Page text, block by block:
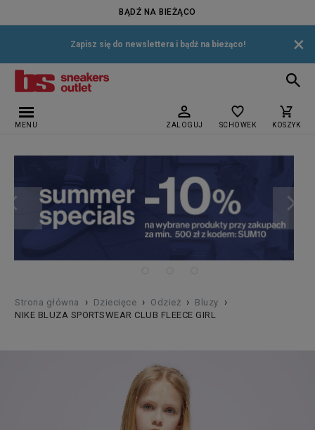
BĄDŹ NA BIEŻĄCO
Zapisz się do newslettera i bądź na bieżąco! ×
MENU ZALOGUJ SCHOWEK KOSZYK
Strona główna › Dziecięce › Odzież › Bluzy ›
NIKE BLUZA SPORTSWEAR CLUB FLEECE GIRL